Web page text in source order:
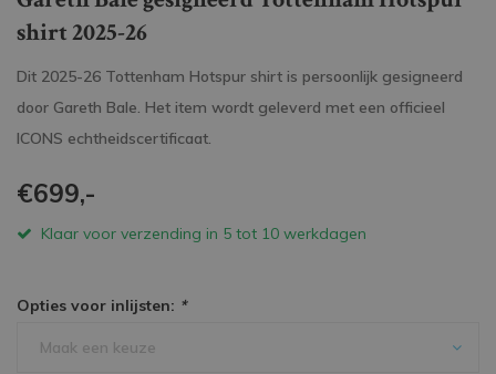
shirt 2025-26
Dit 2025-26 Tottenham Hotspur shirt is persoonlijk gesigneerd
door Gareth Bale. Het item wordt geleverd met een officieel
ICONS echtheidscertificaat.
€699,-
Klaar voor verzending in 5 tot 10 werkdagen
Opties voor inlijsten: *
Maak een keuze